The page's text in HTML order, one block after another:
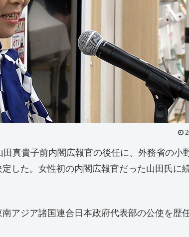
真貴子前内閣広報官の後任に、外務省の小
した。女性初の内閣広報官だった山田氏に
アジア諸国連合日本政府代表部の公使を歴任